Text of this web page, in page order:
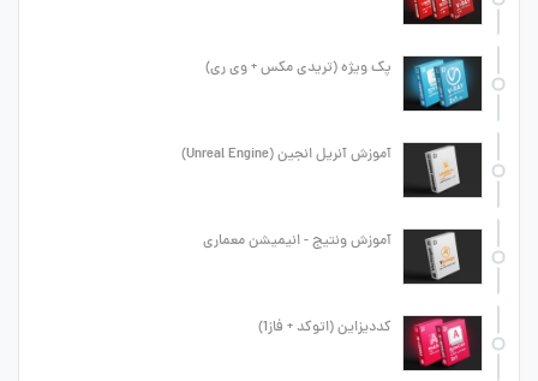
پک ویژه (تریدی مکس + وی ری)
آموزش آنریل انجین (Unreal Engine)
آموزش ونتیج - انیمیشن معماری
کددیزاین (اتوکد + فاز1)